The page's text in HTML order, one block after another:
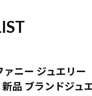
ァニー ジュエリ
品 ブランドジュ